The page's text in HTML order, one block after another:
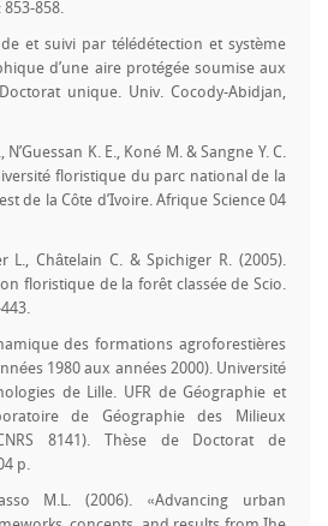
853-858.
et suivi par télédétection et système
d’une aire protégée soumise aux
unique. Univ. Cocody-Abidjan,
N’Guessan K. E., Koné M. & Sangne Y. C.
floristique du parc national de la
de la Côte d’Ivoire. Afrique Science 04
L., Châtelain C. & Spichiger R. (2005).
floristique de la forêt classée de Scio.
des formations agroforestières
1980 aux années 2000). Université
de Lille. UFR de Géographie et
de Géographie des Milieux
8141). Thèse de Doctorat de
p.
M.L. (2006). «Advancing urban